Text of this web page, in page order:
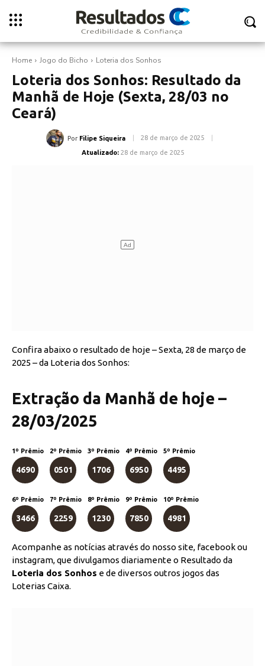
Home Jogo do Bicho Loteria dos Sonhos
Loteria dos Sonhos: Resultado da
Manhã de Hoje (Sexta, 28/03 no
Ceará)
Por Filipe Siqueira 28 de março de 2025
Atualizado: 28 de março de 2025
Confira abaixo o resultado de hoje – Sexta, 28 de março de
2025 – da Loteria dos Sonhos:
Extração da Manhã de hoje –
28/03/2025
1º Prêmio
4690
2º Prêmio
0501
3º Prêmio
1706
4º Prêmio
6950
5º Prêmio
4495
6º Prêmio
3466
7º Prêmio
2259
8º Prêmio
1230
9º Prêmio
7850
10º Prêmio
4981
Acompanhe as notícias através do nosso site, facebook ou
instagram, que divulgamos diariamente o Resultado da
Loteria dos Sonhos e de diversos outros jogos das
Loterias Caixa.